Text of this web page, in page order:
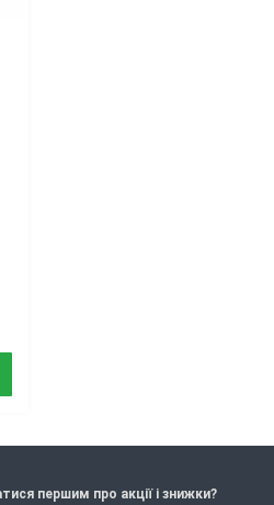
першим про акції і знижки?